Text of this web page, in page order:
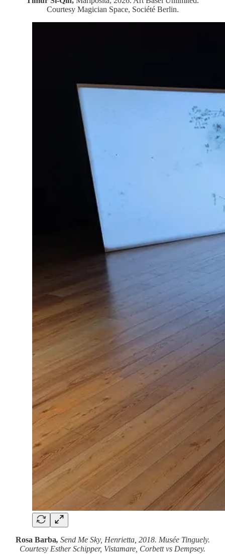
Courtesy Magician Space, Société Berlin.
Rosa Barba, Send Me Sky, Henrietta, 2018. Musée Tinguely.
Courtesy Esther Schipper, Vistamare, Corbett vs Dempsey.